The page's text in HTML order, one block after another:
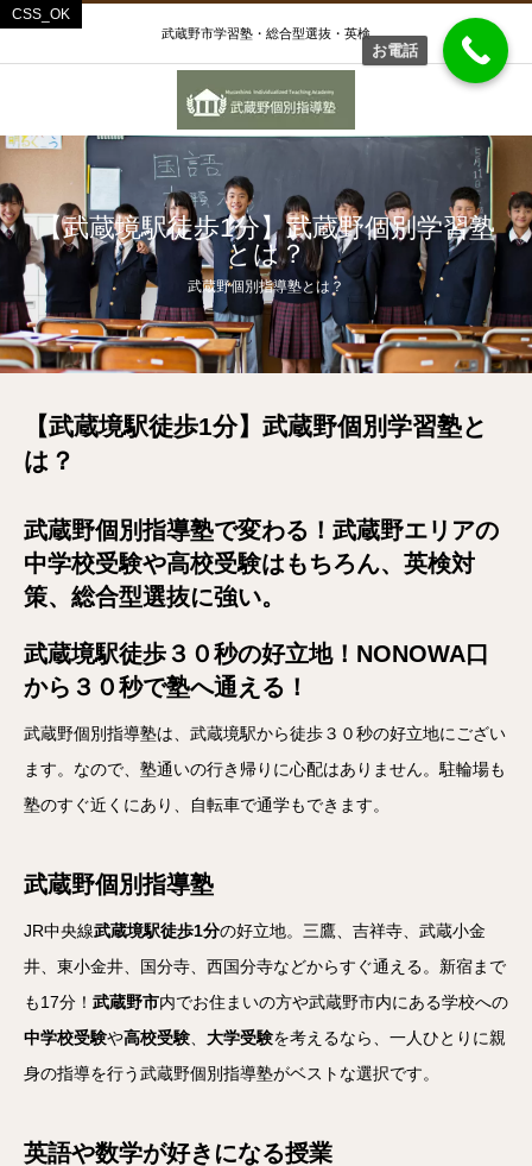
武蔵野市学習塾・総合型選抜・英検
【武蔵境駅徒歩1分】武蔵野個別学習塾
とは？
武蔵野個別指導塾とは？
【武蔵境駅徒歩1分】武蔵野個別学習塾と
は？
武蔵野個別指導塾で変わる！武蔵野エリアの
中学校受験や高校受験はもちろん、英検対
策、総合型選抜に強い。
武蔵境駅徒歩３０秒の好立地！NONOWA口
から３０秒で塾へ通える！
武蔵野個別指導塾は、武蔵境駅から徒歩３０秒の好立地にござい
ます。なので、塾通いの行き帰りに心配はありません。駐輪場も
塾のすぐ近くにあり、自転車で通学もできます。
武蔵野個別指導塾
JR中央線武蔵境駅徒歩1分の好立地。三鷹、吉祥寺、武蔵小金
井、東小金井、国分寺、西国分寺などからすぐ通える。新宿まで
も17分！ 武蔵野市内でお住まいの方や武蔵野市内にある学校への
中学校受験や高校受験 大学受験を考えるなら、一人ひとりに親
身の指導を行う武蔵野個別指導塾がベストな選択です。
英語や数学が好きになる授業
お電話